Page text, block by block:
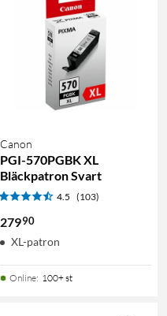
Canon
PGI-570PGBK XL
Bläckpatron Svart
4.5 (103)
27990
XL-patron
Online: 100+ st